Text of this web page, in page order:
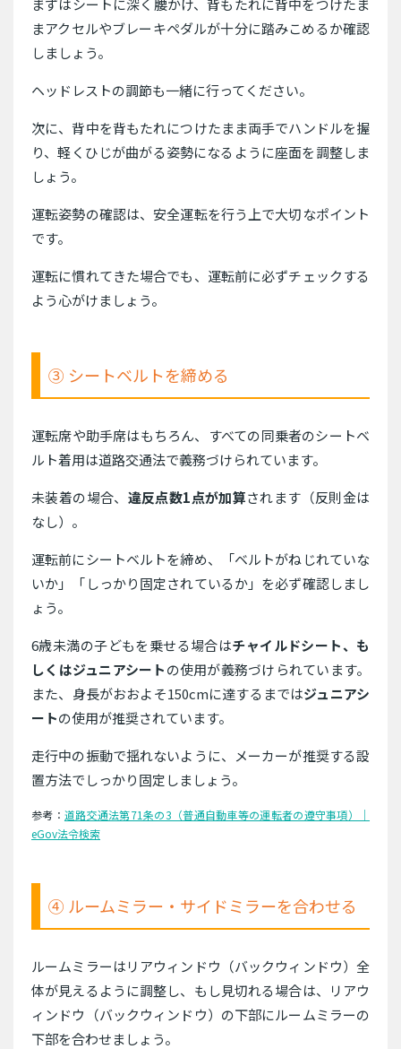
まずはシートに深く腰かけ、背もたれに背中をつけたま
まアクセルやブレーキペダルが十分に踏みこめるか確認
しましょう。
ヘッドレストの調節も一緒に行ってください。
次に、背中を背もたれにつけたまま両手でハンドルを握
り、軽くひじが曲がる姿勢になるように座面を調整しま
しょう。
運転姿勢の確認は、安全運転を行う上で大切なポイント
です。
運転に慣れてきた場合でも、運転前に必ずチェックする
よう心がけましょう。
③ シートベルトを締める
運転席や助手席はもちろん、すべての同乗者のシートベ
ルト着用は道路交通法で義務づけられています。
未装着の場合、 違反点数1点が加算されます（反則金は
なし）。
運転前にシートベルトを締め、「ベルトがねじれていな
いか」「しっかり固定されているか」を必ず確認しまし
ょう。
6歳未満の子どもを乗せる場合はチャイルドシート、も
しくはジュニアシートの使用が義務づけられています。
また、身長がおおよそ150cmに達するまではジュニアシ
ートの使用が推奨されています。
走行中の振動で揺れないように、メーカーが推奨する設
置方法でしっかり固定しましょう。
参考： 道路交通法第71条の3（普通自動車等の運転者の遵守事項）｜
eGov法令検索
④ ルームミラー・サイドミラーを合わせる
ルームミラーはリアウィンドウ（バックウィンドウ）全
体が見えるように調整し、もし見切れる場合は、リアウ
ィンドウ（バックウィンドウ）の下部にルームミラーの
下部を合わせましょう。